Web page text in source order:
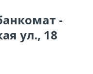
-
ул., 18